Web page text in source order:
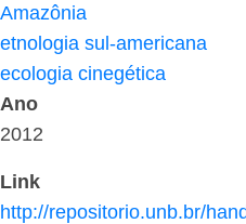
Amazônia
etnologia sul-americana
ecologia cinegética
Ano
2012
Link
http://repositorio.unb.br/